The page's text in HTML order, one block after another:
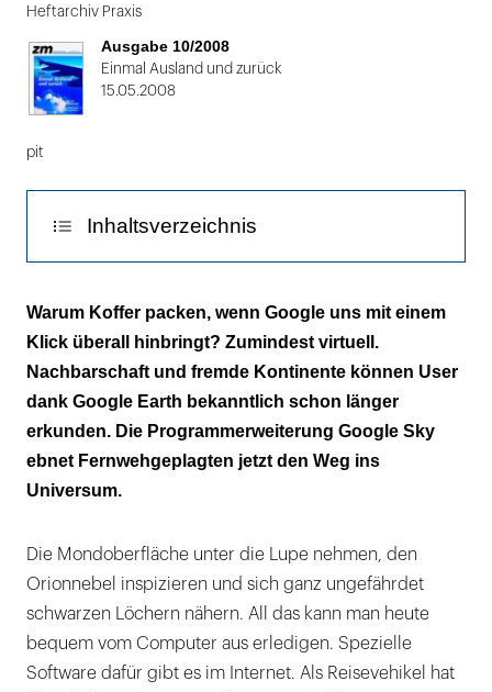
1
von
2
Heftarchiv Praxis
Ausgabe 10/2008
Einmal Ausland und zurück
15.05.2008
pit
Inhaltsverzeichnis
Sternenstaub schnuppern
Das Geschehen im All
Andere Shuttles
Warum Koffer packen, wenn Google uns mit einem
Klick überall hinbringt? Zumindest virtuell.
Nachbarschaft und fremde Kontinente können User
dank Google Earth bekanntlich schon länger
erkunden. Die Programmerweiterung Google Sky
ebnet Fernwehgeplagten jetzt den Weg ins
Universum.
Die Mondoberfläche unter die Lupe nehmen, den
Orionnebel inspizieren und sich ganz ungefährdet
schwarzen Löchern nähern. All das kann man heute
bequem vom Computer aus erledigen. Spezielle
Software dafür gibt es im Internet. Als Reisevehikel hat